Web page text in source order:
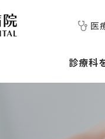
医
診療科